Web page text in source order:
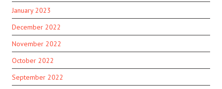
January 2023
December 2022
November 2022
October 2022
September 2022